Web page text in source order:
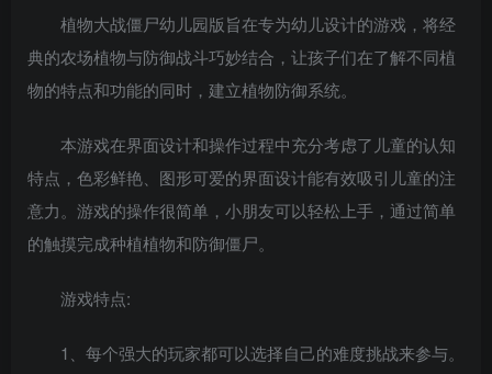
植物大战僵尸幼儿园版旨在专为幼儿设计的游戏，将经
典的农场植物与防御战斗巧妙结合，让孩子们在了解不同植
物的特点和功能的同时，建立植物防御系统。
本游戏在界面设计和操作过程中充分考虑了儿童的认知
特点，色彩鲜艳、图形可爱的界面设计能有效吸引儿童的注
意力。游戏的操作很简单，小朋友可以轻松上手，通过简单
的触摸完成种植植物和防御僵尸。
游戏特点:
1、每个强大的玩家都可以选择自己的难度挑战来参与。